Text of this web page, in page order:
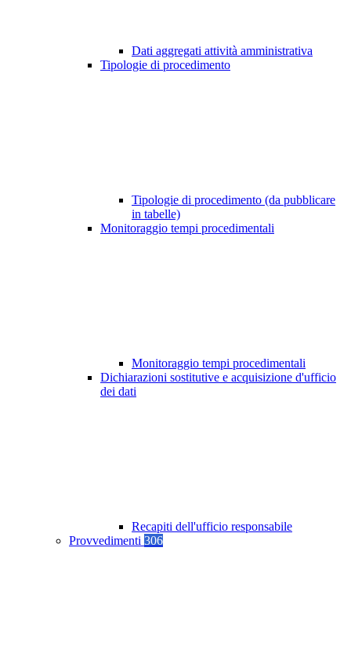
Dati aggregati attività amministrativa
Tipologie di procedimento
Tipologie di procedimento (da pubblicare
in tabelle)
Monitoraggio tempi procedimentali
Monitoraggio tempi procedimentali
Dichiarazioni sostitutive e acquisizione d'ufficio
dei dati
Recapiti dell'ufficio responsabile
Provvedimenti 306